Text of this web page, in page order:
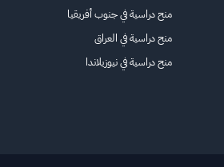
منح دراسية في جنوب أفريقيا
منح دراسية في العراق
منح دراسية في نيوزيلاندا